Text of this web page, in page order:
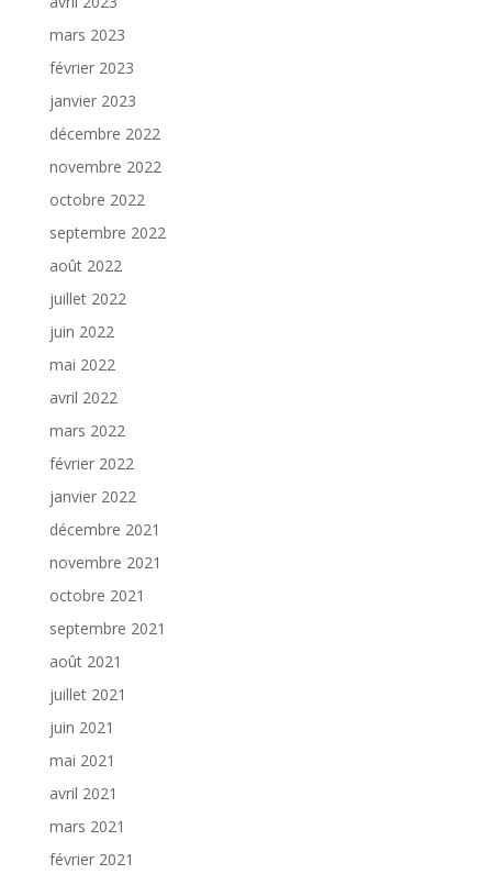
mars 2023
février 2023
janvier 2023
décembre 2022
novembre 2022
octobre 2022
septembre 2022
août 2022
juillet 2022
juin 2022
mai 2022
avril 2022
mars 2022
février 2022
janvier 2022
décembre 2021
novembre 2021
octobre 2021
septembre 2021
août 2021
juillet 2021
juin 2021
mai 2021
avril 2021
mars 2021
février 2021